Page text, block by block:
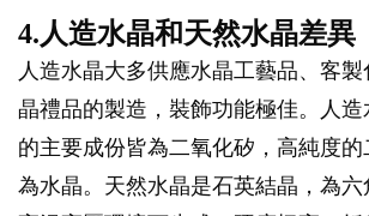
4.人造水晶和天然水晶差異
人造水晶大多供應水晶工藝品、客
晶禮品的製造，裝飾功能極佳。人
的主要成份皆為二氧化矽，高純度
為水晶。天然水晶是石英結晶，為六